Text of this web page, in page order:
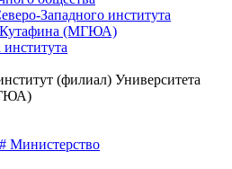
Западного института
Кутафина (МГЮА)
(филиал) Университета
Министерство